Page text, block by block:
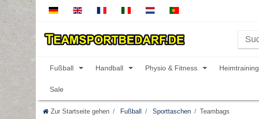
Fußball Handball Physio & Fitness Heimtraining
Sale
Zur Startseite gehen Fußball Sporttaschen Teambags